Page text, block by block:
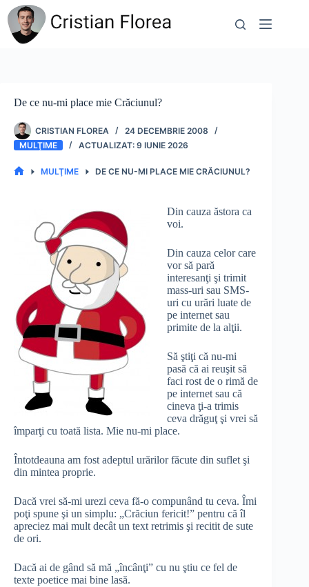
Sari
conținut
De ce nu-mi place mie Crăciunul?
CRISTIAN FLOREA
24 DECEMBRIE 2008
MULŢIME
9 IUNIE 2026
MULŢIME DE CE NU-MI PLACE MIE CRĂCIUNUL?
Din cauza ăstora ca
voi.
Din cauza celor care
vor să pară
interesanţi şi trimit
mass-uri sau SMS-
uri cu urări luate de
pe internet sau
primite de la alţii.
Să ştiţi că nu-mi
pasă că ai reuşit să
faci rost de o rimă de
pe internet sau că
cineva ţi-a trimis
ceva drăguţ şi vrei să
împarţi cu toată lista. Mie nu-mi place.
Întotdeauna am fost adeptul urărilor făcute din suflet şi
din mintea proprie.
Dacă vrei să-mi urezi ceva fă-o compunând tu ceva. Îmi
poţi spune şi un simplu: „Crăciun fericit!” pentru că îl
apreciez mai mult decât un text retrimis şi recitit de sute
de ori.
Dacă ai de gând să mă „încânţi” cu nu ştiu ce fel de
texte poetice mai bine lasă.